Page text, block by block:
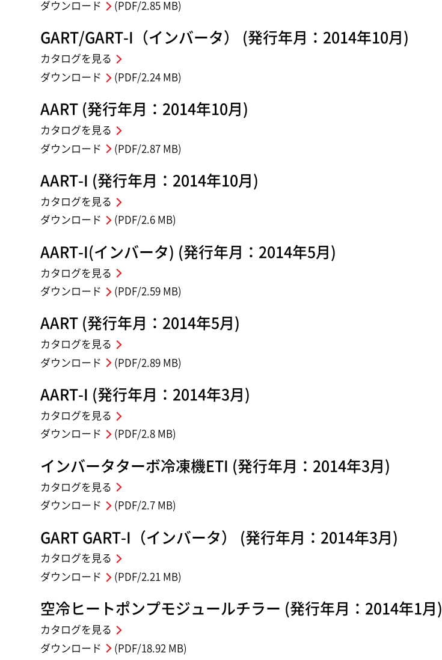
ダウンロード
(PDF/2.85 MB)
GART/GART-I（インバータ） (発行年月：2014年10月)
カタログを見る
ダウンロード
(PDF/2.24 MB)
AART (発行年月：2014年10月)
カタログを見る
ダウンロード
(PDF/2.87 MB)
AART-I (発行年月：2014年10月)
カタログを見る
ダウンロード
(PDF/2.6 MB)
AART-I(インバータ) (発行年月：2014年5月)
カタログを見る
ダウンロード
(PDF/2.59 MB)
AART (発行年月：2014年5月)
カタログを見る
ダウンロード
(PDF/2.89 MB)
AART-I (発行年月：2014年3月)
カタログを見る
ダウンロード
(PDF/2.8 MB)
インバータターボ冷凍機ETI (発行年月：2014年3月)
カタログを見る
ダウンロード
(PDF/2.7 MB)
GART GART-I（インバータ） (発行年月：2014年3月)
カタログを見る
ダウンロード
(PDF/2.21 MB)
空冷ヒートポンプモジュールチラー (発行年月：2014年1月)
カタログを見る
ダウンロード
(PDF/18.92 MB)